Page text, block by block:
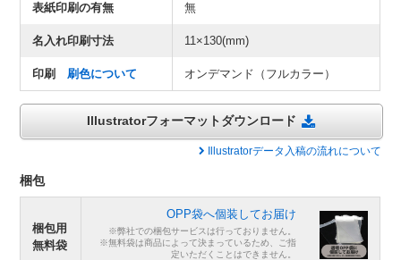
表紙印刷の有無 無
名入れ印刷寸法 11×130(mm)
印刷刷色について オンデマンド（フルカラー）
Illustratorフォーマットダウンロード
Illustratorデータ入稿の流れについて
梱包
梱包用
無料袋
OPP袋へ個装してお届け
※弊社での梱包サービスは行っておりません。
※無料袋は商品によって決まっているため、ご指
定いただくことはできません。